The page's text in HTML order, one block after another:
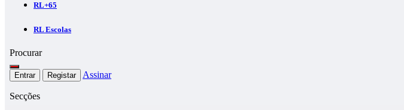
RL+65
RL Escolas
Procurar
Entrar Registar Assinar
Secções